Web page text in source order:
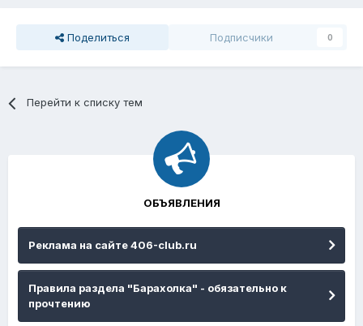
Поделиться Подписчики 0
Перейти к списку тем
ОБЪЯВЛЕНИЯ
Реклама на сайте 406-club.ru
Правила раздела "Барахолка" - обязательно к
прочтению